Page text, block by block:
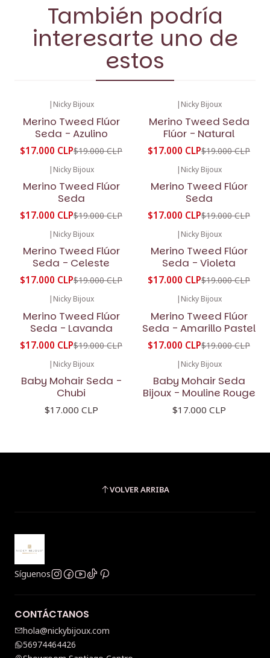
También podría
interesarte uno de
estos
| Nicky Bijoux
Merino Tweed Flúor
Seda - Azulino
$17.000 CLP$19.000 CLP
| Nicky Bijoux
Merino Tweed Seda
Flúor - Natural
$17.000 CLP$19.000 CLP
| Nicky Bijoux
Merino Tweed Flúor
Seda
$17.000 CLP$19.000 CLP
| Nicky Bijoux
Merino Tweed Flúor
Seda
$17.000 CLP$19.000 CLP
| Nicky Bijoux
Merino Tweed Flúor
Seda - Celeste
$17.000 CLP$19.000 CLP
| Nicky Bijoux
Merino Tweed Flúor
Seda - Violeta
$17.000 CLP$19.000 CLP
Nicky Bijoux
Merino Tweed Flúor
Seda - Lavanda
$17.000 CLP$19.000 CLP
Nicky Bijoux
Merino Tweed Flúor
Seda - Amarillo Pastel
$17.000 CLP$19.000 CLP
| Nicky Bijoux
Baby Mohair Seda -
Chubi
$17.000 CLP
| Nicky Bijoux
Baby Mohair Seda
Bijoux - Mouline Rouge
$17.000 CLP
VOLVER ARRIBA
Síguenos
CONTÁCTANOS
hola@nickybijoux.com
56974464426